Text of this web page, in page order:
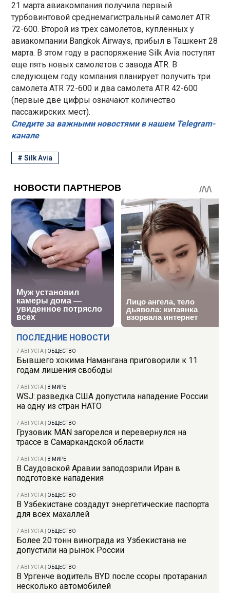
ПОСЛЕДНИЕ НОВОСТИ
7 АВГУСТА ОБЩЕСТВО
Бывшего хокима Намангана приговорили к 11
годам лишения свободы
7 АВГУСТА В МИРЕ
WSJ: разведка США допустила нападение России
на одну из стран НАТО
7 АВГУСТА ОБЩЕСТВО
Грузовик MAN загорелся и перевернулся на
трассе в Самаркандской области
7 АВГУСТА В МИРЕ
В Саудовской Аравии заподозрили Иран в
подготовке нападения
7 АВГУСТА ОБЩЕСТВО
В Узбекистане создадут энергетические паспорта
для всех махаллей
7 АВГУСТА ОБЩЕСТВО
Более 20 тонн винограда из Узбекистана не
допустили на рынок России
7 АВГУСТА ОБЩЕСТВО
В Ургенче водитель BYD после ссоры протаранил
несколько автомобилей
21 марта авиакомпания получила первый
турбовинтовой среднемагистральный самолет ATR
72-600. Второй из трех самолетов, купленных у
авиакомпании Bangkok Airways, прибыл в Ташкент 28
марта. В этом году в распоряжение Silk Avia поступят
еще пять новых самолетов с завода ATR. В
следующем году компания планирует получить три
самолета ATR 72-600 и два самолета ATR 42-600
(первые две цифры означают количество
пассажирских мест).
Следите за важными новостями в нашем Telegram-
канале
#Silk Avia